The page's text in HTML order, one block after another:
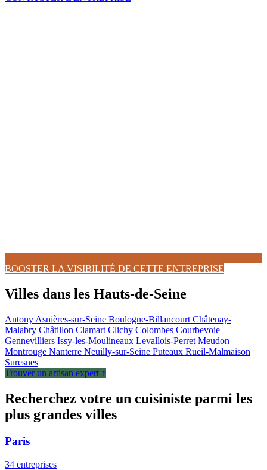
BOOSTER LA VISIBILITÉ DE CETTE ENTREPRISE
Villes dans les Hauts-de-Seine
Antony Asnières-sur-Seine Boulogne-Billancourt Châtenay-
Malabry Châtillon Clamart Clichy Colombes Courbevoie
Gennevilliers Issy-les-Moulineaux Levallois-Perret Meudon
Montrouge Nanterre Neuilly-sur-Seine Puteaux Rueil-Malmaison
Suresnes
Trouver un artisan expert ↑
Recherchez votre un cuisiniste parmi les
plus grandes villes
Paris
34 entreprises